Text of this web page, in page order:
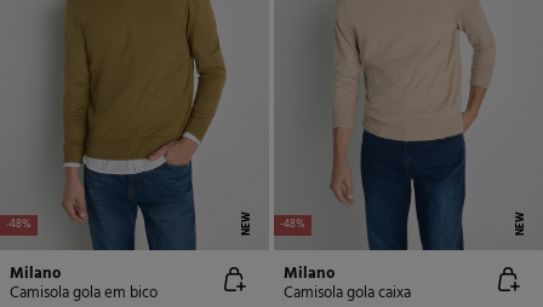
-48% NEW
Milano
Camisola gola em bico
-48% NEW
Milano
Camisola gola caixa